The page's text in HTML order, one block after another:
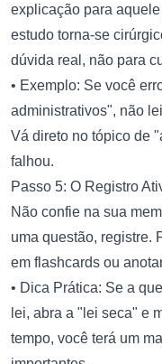
explicação para
estudo torna-se
dúvida real, não para
• Exemplo: Se você
administrativos", não
Vá direto no tópico de
falhou.
Passo 5: O Registro
Não confie na sua
uma questão, registre.
em flashcards ou
• Dica Prática: Se a
lei, abra a "lei seca" e
tempo, você terá um